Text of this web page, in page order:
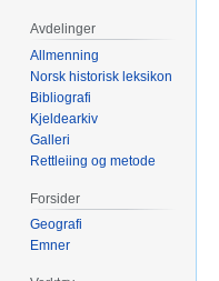
Avdelinger
Allmenning
Norsk historisk leksikon
Bibliografi
Kjeldearkiv
Galleri
Rettleiing og metode
Forsider
Geografi
Emner